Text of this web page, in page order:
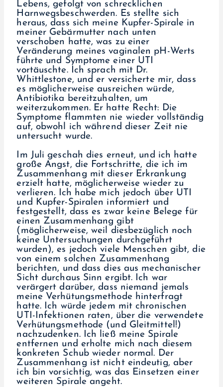
Lebens, gefolgt von schrecklichen
Harnwegsbeschwerden. Es stellte sich
heraus, dass sich meine Kupfer-Spirale in
meiner Gebärmutter nach unten
verschoben hatte, was zu einer
Veränderung meines vaginalen pH-Werts
führte und Symptome einer UTI
vortäuschte. Ich sprach mit Dr.
Whittlestone, und er versicherte mir, dass
es möglicherweise ausreichen würde,
Antibiotika bereitzuhalten, um
weiterzukommen. Er hatte Recht: Die
Symptome flammten nie wieder vollständig
auf, obwohl ich während dieser Zeit nie
untersucht wurde.
Im Juli geschah dies erneut, und ich hatte
große Angst, die Fortschritte, die ich im
Zusammenhang mit dieser Erkrankung
erzielt hatte, möglicherweise wieder zu
verlieren. Ich habe mich jedoch über UTI
und Kupfer-Spiralen informiert und
festgestellt, dass es zwar keine Belege für
einen Zusammenhang gibt
(möglicherweise, weil diesbezüglich noch
keine Untersuchungen durchgeführt
wurden), es jedoch viele Menschen gibt, die
von einem solchen Zusammenhang
berichten, und dass dies aus mechanischer
Sicht durchaus Sinn ergibt. Ich war
verärgert darüber, dass niemand jemals
meine Verhütungsmethode hinterfragt
hatte. Ich würde jedem mit chronischen
UTI-Infektionen raten, über die verwendete
Verhütungsmethode (und Gleitmittel!)
nachzudenken. Ich ließ meine Spirale
entfernen und erholte mich nach diesem
konkreten Schub wieder normal. Der
Zusammenhang ist nicht eindeutig, aber
ich bin vorsichtig, was das Einsetzen einer
weiteren Spirale angeht.